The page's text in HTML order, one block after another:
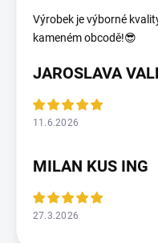
Výrobek je výborné
kameném obcodě!😎
JAROSLAVA
11.6.2026
MILAN KUS ING
27.3.2026